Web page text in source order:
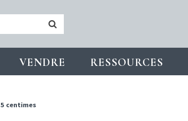
VENDRE RESSOURCES
5 centimes